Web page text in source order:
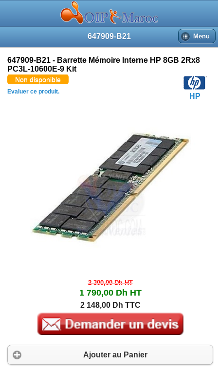
647909-B21 Menu
HP
647909-B21 - Barrette Mémoire Interne HP 8GB 2Rx8
PC3L-10600E-9 Kit
Non disponible
Evaluer ce produit.
2 300,00 DhHT
1 790,00 Dh HT
2 148,00 Dh TTC
Ajouter au Panier